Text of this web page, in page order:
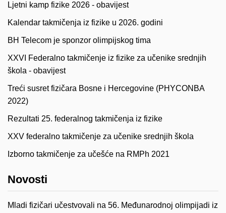
Ljetni kamp fizike 2026 - obavijest
Kalendar takmičenja iz fizike u 2026. godini
BH Telecom je sponzor olimpijskog tima
XXVI Federalno takmičenje iz fizike za učenike srednjih
škola - obavijest
Treći susret fizičara Bosne i Hercegovine (PHYCONBA
2022)
Rezultati 25. federalnog takmičenja iz fizike
XXV federalno takmičenje za učenike srednjih škola
Izborno takmičenje za učešće na RMPh 2021
Novosti
Mladi fizičari učestvovali na 56. Međunarodnoj olimpijadi iz